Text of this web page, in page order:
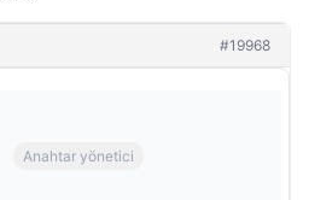
#19968
Anahtar yönetici